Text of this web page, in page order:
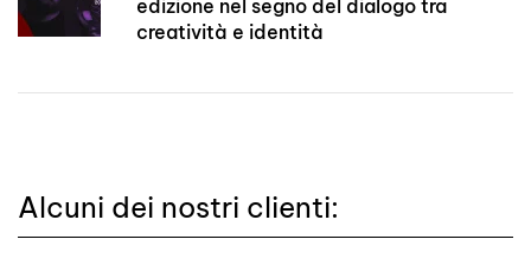
edizione nel segno del dialogo tra
creatività e identità
Alcuni dei nostri clienti: